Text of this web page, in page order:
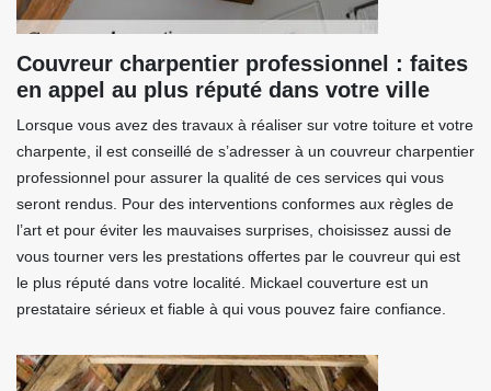
Couvreur charpentier professionnel : faites
en appel au plus réputé dans votre ville
Lorsque vous avez des travaux à réaliser sur votre toiture et votre
charpente, il est conseillé de s’adresser à un couvreur charpentier
professionnel pour assurer la qualité de ces services qui vous
seront rendus. Pour des interventions conformes aux règles de
l’art et pour éviter les mauvaises surprises, choisissez aussi de
vous tourner vers les prestations offertes par le couvreur qui est
le plus réputé dans votre localité. Mickael couverture est un
prestataire sérieux et fiable à qui vous pouvez faire confiance.